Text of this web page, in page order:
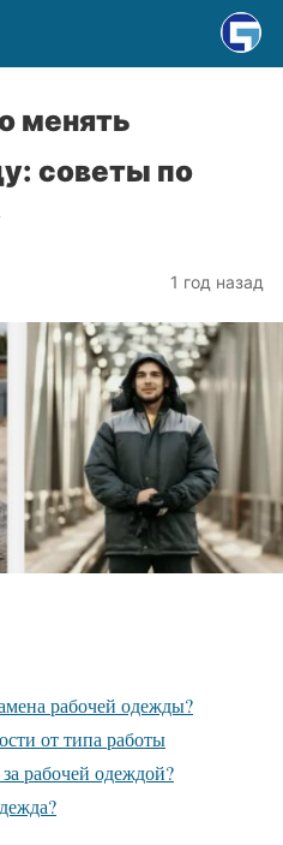
менять
советы по
1 год назад
рабочей одежды?
от типа работы
рабочей одеждой?